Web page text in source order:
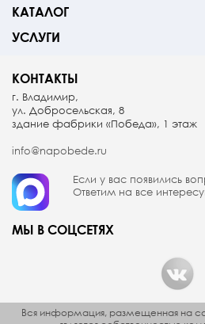
КАТАЛОГ
УСЛУГИ
КОНТАКТЫ
г. Владимир,
ул. Добросельская, 8
здание фабрики «Победа», 1 этаж
info@napobede.ru
Если у вас появились
Ответим на все
МЫ В СОЦСЕТЯХ
Вся информация, размещенная на